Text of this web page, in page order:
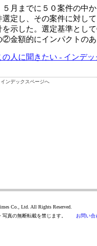
月までに５０案件の中
選定し、その案件に対し
を示した。選定基準とし
②金額的にインパクトの
の人に聞きたい - インデ
ンデックスページへ
Co., Ltd. All Rights Reserved.
写真の無断転載を禁じます。 お問い合